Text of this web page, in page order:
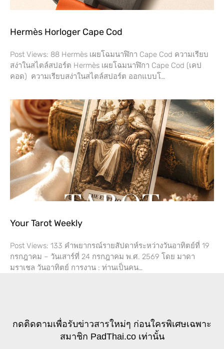
Hermès Horloger Cape Cod
Post Views: 88 Hermès เผยโฉมนาฬิกา Cape Cod ความเรียบ
สง่าในสไตล์สปอร์ต Hermès เผยโฉมนาฬิกา Cape Cod (เคป
คอด) ความเรียบสง่าในสไตล์สปอร์ต ออกแบบโ…
Your Tarot Weekly
Post Views: 133 คำพยากรณ์รายสัปดาห์ระหว่างวันอาทิตย์ที่ 19
กรกฎาคม – วันเสาร์ที่​ 24 กรกฎาคม พ.ศ. 2569 โดย​ มาดา
มราเชล วันอาทิตย์ การงาน​ : ท่านเป็นคน…
กดติดตามเพื่อรับข่าวสารใหม่ๆ ก่อนใครพิเศษเฉพาะ
สมาชิก PadThai.co เท่านั้น